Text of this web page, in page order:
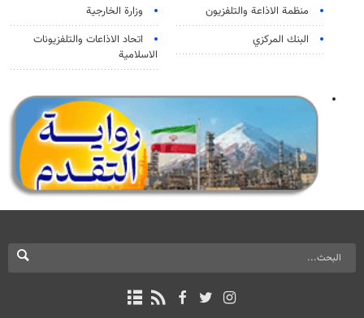
منظمة الاذاعة والتلفزیون
وزارة الخارجية
البنك المركزي
اتحاد الاذاعات والتلفزيونات
الاسلامية